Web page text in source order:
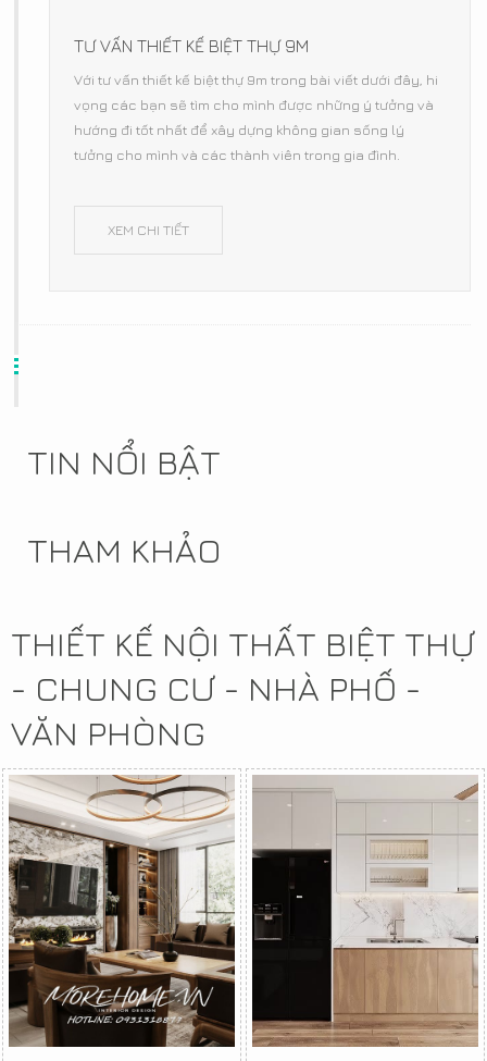
TƯ VẤN THIẾT KẾ BIỆT THỰ 9M
Với tư vấn thiết kế biệt thự 9m trong bài viết dưới đây, hi
vọng các bạn sẽ tìm cho mình được những ý tưởng và
hướng đi tốt nhất để xây dựng không gian sống lý
tưởng cho mình và các thành viên trong gia đình.
XEM CHI TIẾT
TIN NỔI BẬT
THAM KHẢO
THIẾT KẾ NỘI THẤT BIỆT THỰ
- CHUNG CƯ - NHÀ PHỐ -
VĂN PHÒNG